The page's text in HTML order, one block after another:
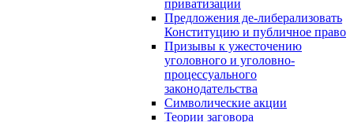
приватизации
Предложения де-либерализовать
Конституцию и публичное право
Призывы к ужесточению
уголовного и уголовно-
процессуального
законодательства
Символические акции
Теории заговора